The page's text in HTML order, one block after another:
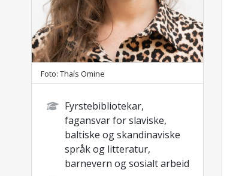
Foto: Thaís Omine
Fyrstebibliotekar,
fagansvar for slaviske,
baltiske og skandinaviske
språk og litteratur,
barnevern og sosialt arbeid